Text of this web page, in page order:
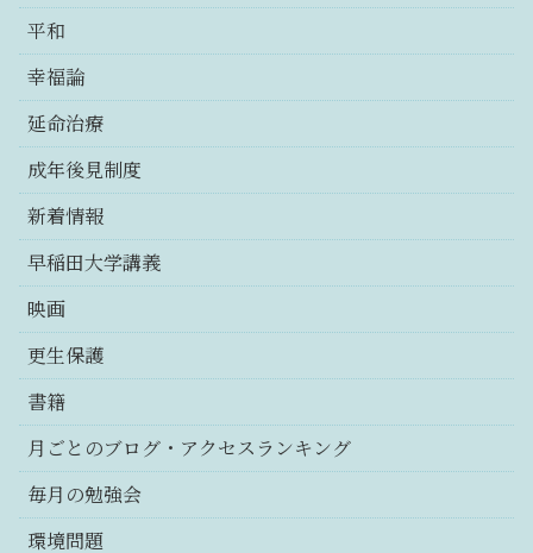
平和
幸福論
延命治療
成年後見制度
新着情報
早稲田大学講義
映画
更生保護
書籍
月ごとのブログ・アクセスランキング
毎月の勉強会
環境問題